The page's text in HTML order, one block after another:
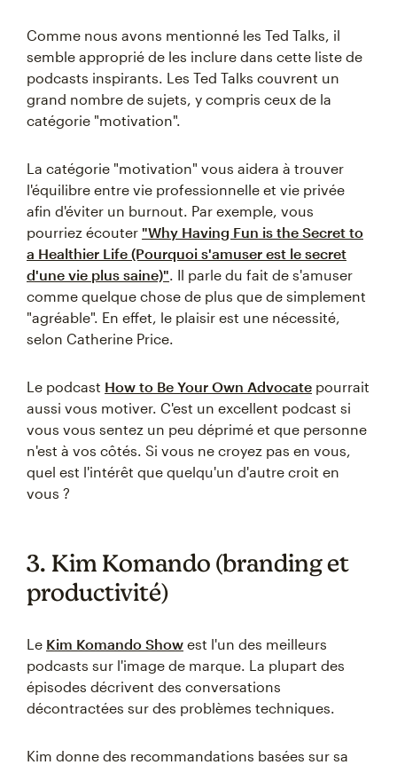
Comme nous avons mentionné les Ted Talks, il
semble approprié de les inclure dans cette liste de
podcasts inspirants. Les Ted Talks couvrent un
grand nombre de sujets, y compris ceux de la
catégorie "motivation".
La catégorie "motivation" vous aidera à trouver
l'équilibre entre vie professionnelle et vie privée
afin d'éviter un burnout. Par exemple, vous
pourriez écouter "Why Having Fun is the Secret to
a Healthier Life (Pourquoi s'amuser est le secret
d'une vie plus saine)". Il parle du fait de s'amuser
comme quelque chose de plus que de simplement
"agréable". En effet, le plaisir est une nécessité,
selon Catherine Price.
Le podcast How to Be Your Own Advocate pourrait
aussi vous motiver. C'est un excellent podcast si
vous vous sentez un peu déprimé et que personne
n'est à vos côtés. Si vous ne croyez pas en vous,
quel est l'intérêt que quelqu'un d'autre croit en
vous ?
3. Kim Komando (branding et
productivité)
Le Kim Komando Show est l'un des meilleurs
podcasts sur l'image de marque. La plupart des
épisodes décrivent des conversations
décontractées sur des problèmes techniques.
Kim donne des recommandations basées sur sa